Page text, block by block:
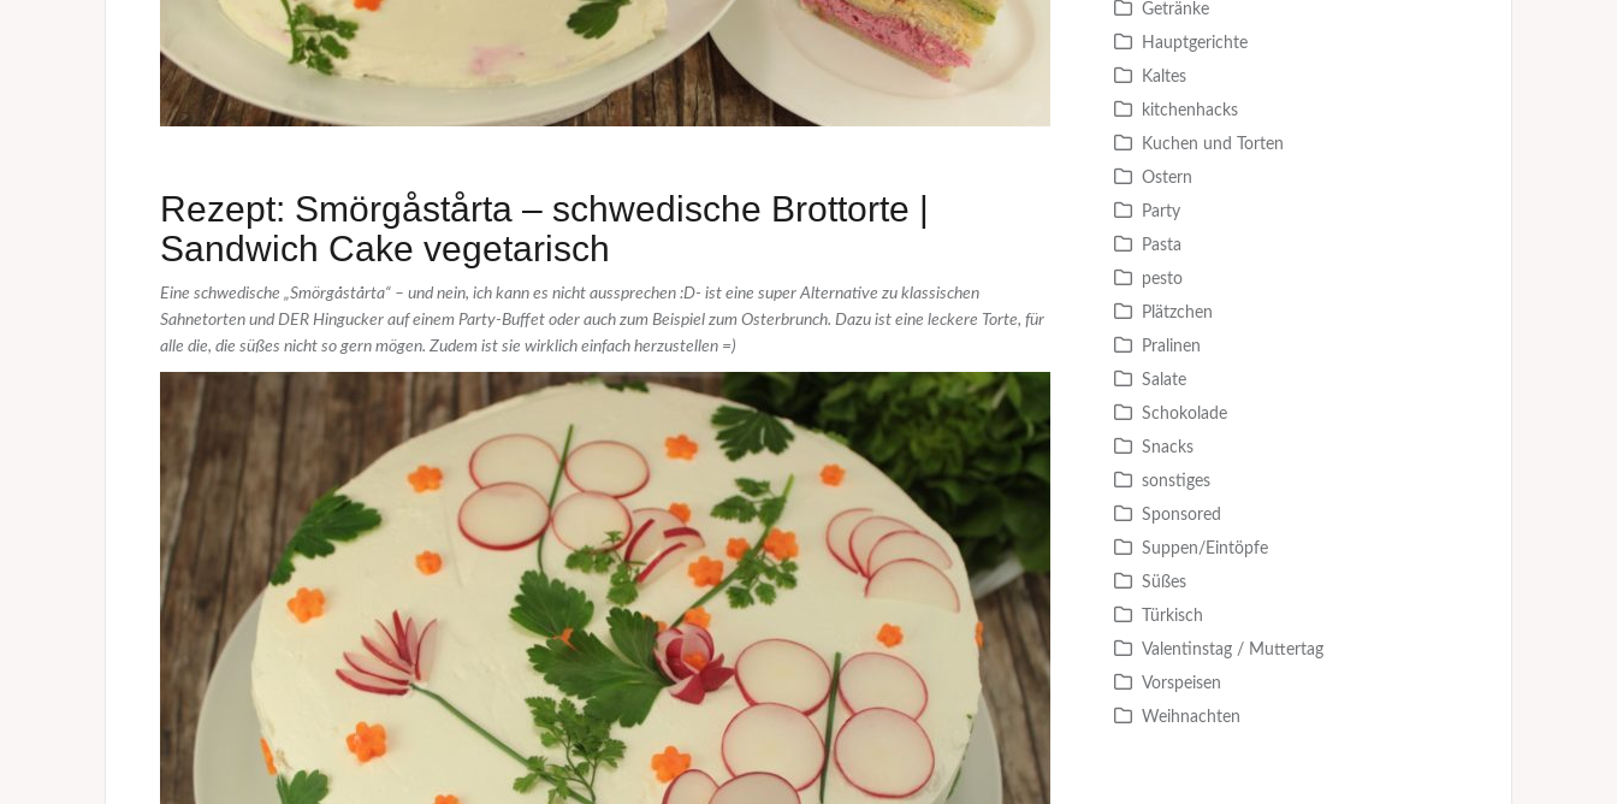
Rezept: Smörgåstårta – schwedische Brottorte |
Sandwich Cake vegetarisch
Eine schwedische „Smörgåstårta“ – und nein, ich kann es nicht aussprechen :D- ist eine super Alternative zu klassischen
Sahnetorten und DER Hingucker auf einem Party-Buffet oder auch zum Beispiel zum Osterbrunch. Dazu ist eine leckere Torte, für
alle die, die süßes nicht so gern mögen. Zudem ist sie wirklich einfach herzustellen =)
Getränke
Hauptgerichte
Kaltes
kitchenhacks
Kuchen und Torten
Ostern
Party
Pasta
pesto
Plätzchen
Pralinen
Salate
Schokolade
Snacks
sonstiges
Sponsored
Suppen/Eintöpfe
Süßes
Türkisch
Valentinstag / Muttertag
Vorspeisen
Weihnachten